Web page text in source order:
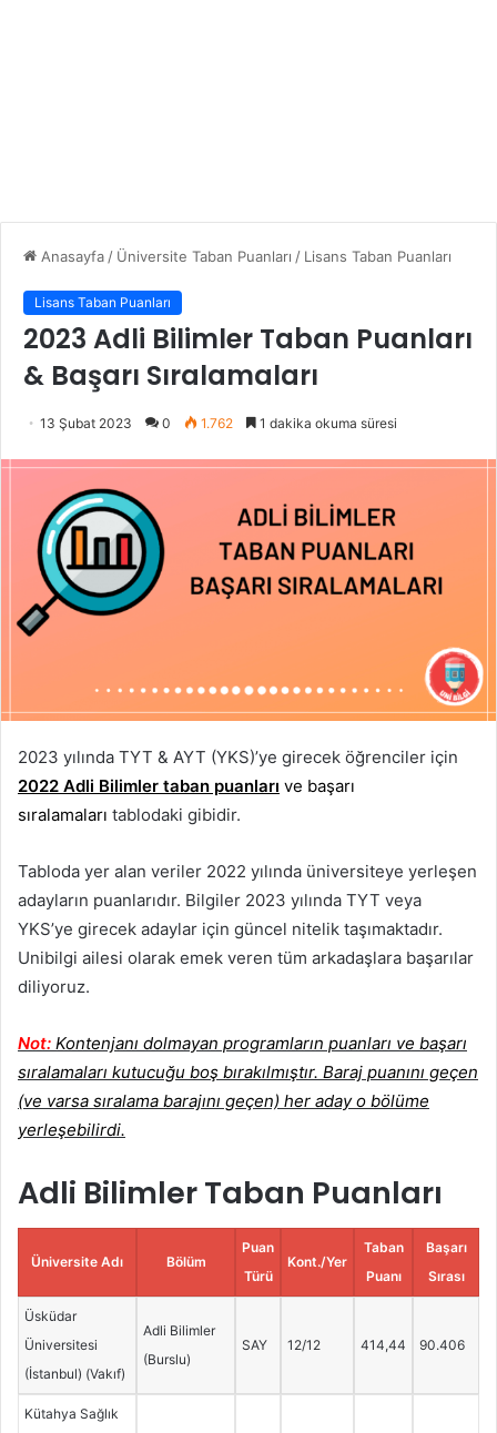
Anasayfa / Üniversite Taban Puanları / Lisans Taban Puanları
Lisans Taban Puanları
2023 Adli Bilimler Taban Puanları
& Başarı Sıralamaları
13 Şubat 2023 0 1.762 1 dakika okuma süresi
2023 yılında TYT & AYT (YKS)’ye girecek öğrenciler için
2022 Adli Bilimler taban puanları ve başarı
sıralamaları tablodaki gibidir.
Tabloda yer alan veriler 2022 yılında üniversiteye yerleşen
adayların puanlarıdır. Bilgiler 2023 yılında TYT veya
YKS’ye girecek adaylar için güncel nitelik taşımaktadır.
Unibilgi ailesi olarak emek veren tüm arkadaşlara başarılar
diliyoruz.
Not: Kontenjanı dolmayan programların puanları ve başarı
sıralamaları kutucuğu boş bırakılmıştır. Baraj puanını geçen
(ve varsa sıralama barajını geçen) her aday o bölüme
yerleşebilirdi.
Adli Bilimler Taban Puanları
Üniversite Adı Bölüm
Puan
Türü
Kont./Yer
Taban
Puanı
Başarı
Sırası
Üsküdar
Üniversitesi
(İstanbul) (Vakıf)
Adli Bilimler
(Burslu)
SAY 12/12 414,44 90.406
Kütahya Sağlık